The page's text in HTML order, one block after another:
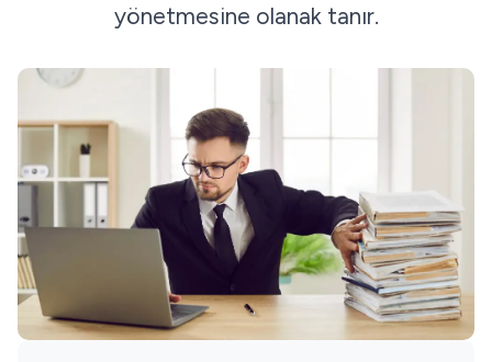
yönetmesine olanak tanır.